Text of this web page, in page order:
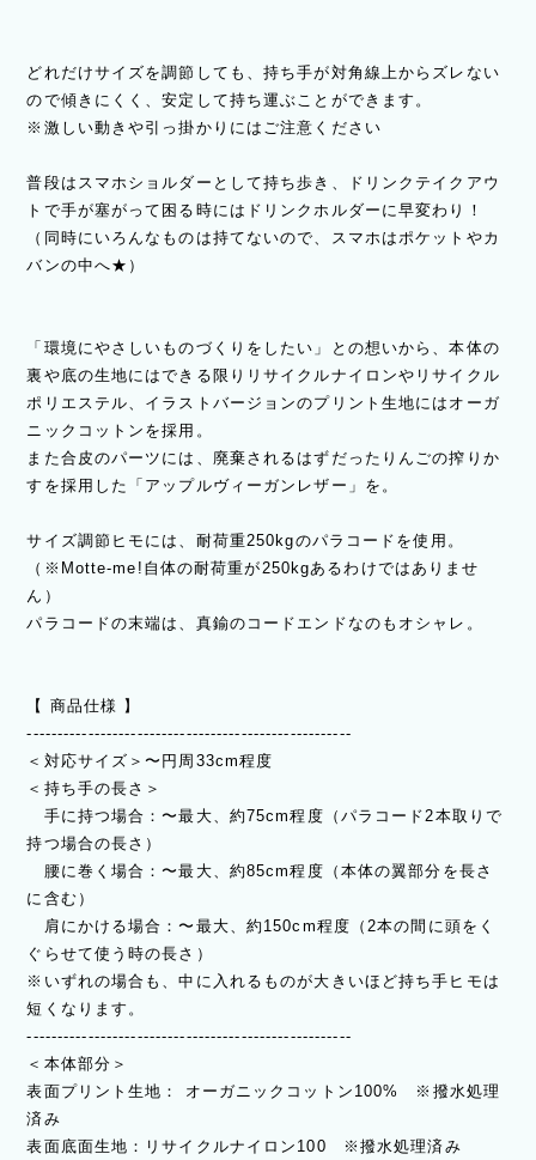
どれだけサイズを調節しても、持ち手が対角線上からズレない
ので傾きにくく、安定して持ち運ぶことができます。
※激しい動きや引っ掛かりにはご注意ください
普段はスマホショルダーとして持ち歩き、ドリンクテイクアウ
トで手が塞がって困る時にはドリンクホルダーに早変わり！
（同時にいろんなものは持てないので、スマホはポケットやカ
バンの中へ★）
「環境にやさしいものづくりをしたい」との想いから、本体の
裏や底の生地にはできる限りリサイクルナイロンやリサイクル
ポリエステル、イラストバージョンのプリント生地にはオーガ
ニックコットンを採用。
また合皮のパーツには、廃棄されるはずだったりんごの搾りか
すを採用した「アップルヴィーガンレザー」を。
サイズ調節ヒモには、耐荷重250kgのパラコードを使用。
（※Motte-me!自体の耐荷重が250kgあるわけではありませ
ん）
パラコードの末端は、真鍮のコードエンドなのもオシャレ。
【 商品仕様 】
-----------------------------------------------------
＜対応サイズ＞〜円周33cm程度
＜持ち手の長さ＞
手に持つ場合：〜最大、約75cm程度（パラコード2本取りで
持つ場合の長さ）
腰に巻く場合：〜最大、約85cm程度（本体の翼部分を長さ
に含む）
肩にかける場合：〜最大、約150cm程度（2本の間に頭をく
ぐらせて使う時の長さ）
※いずれの場合も、中に入れるものが大きいほど持ち手ヒモは
短くなります。
-----------------------------------------------------
＜本体部分＞
表面プリント生地： オーガニックコットン100% ※撥水処理
済み
表面底面生地：リサイクルナイロン100 ※撥水処理済み